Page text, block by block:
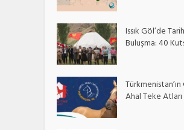
Issık Göl’de
Buluşma: 40
Ahal Teke Atları